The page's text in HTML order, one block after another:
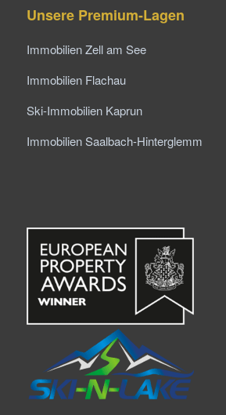
Unsere Premium-Lagen
Immobilien Zell am See
Immobilien Flachau
Ski-Immobilien Kaprun
Immobilien Saalbach-Hinterglemm